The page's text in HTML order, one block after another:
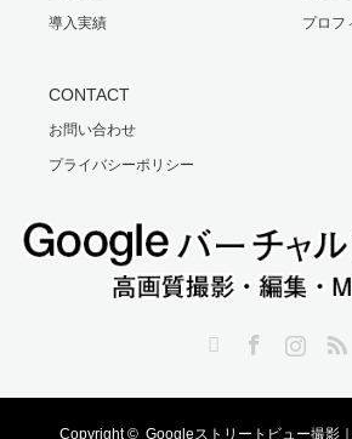
導入実績 プロフ
CONTACT
お問い合わせ
プライバシーポリシー
Copyright © Googleストリートビュー撮影